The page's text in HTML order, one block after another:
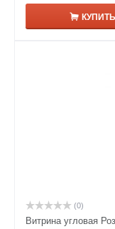
КУПИТЬ
(0)
Витрина угловая